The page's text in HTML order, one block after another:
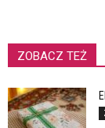
ZOBACZ TEŻ